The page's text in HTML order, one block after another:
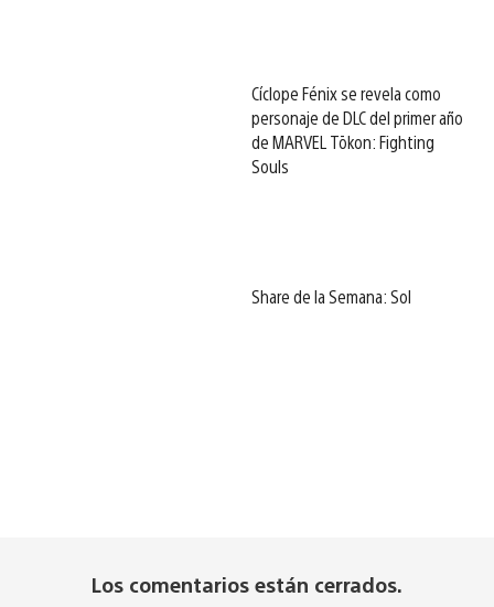
Cíclope Fénix se revela como
personaje de DLC del primer año
de MARVEL Tōkon: Fighting
Souls
Share de la Semana: Sol
Los comentarios están cerrados.